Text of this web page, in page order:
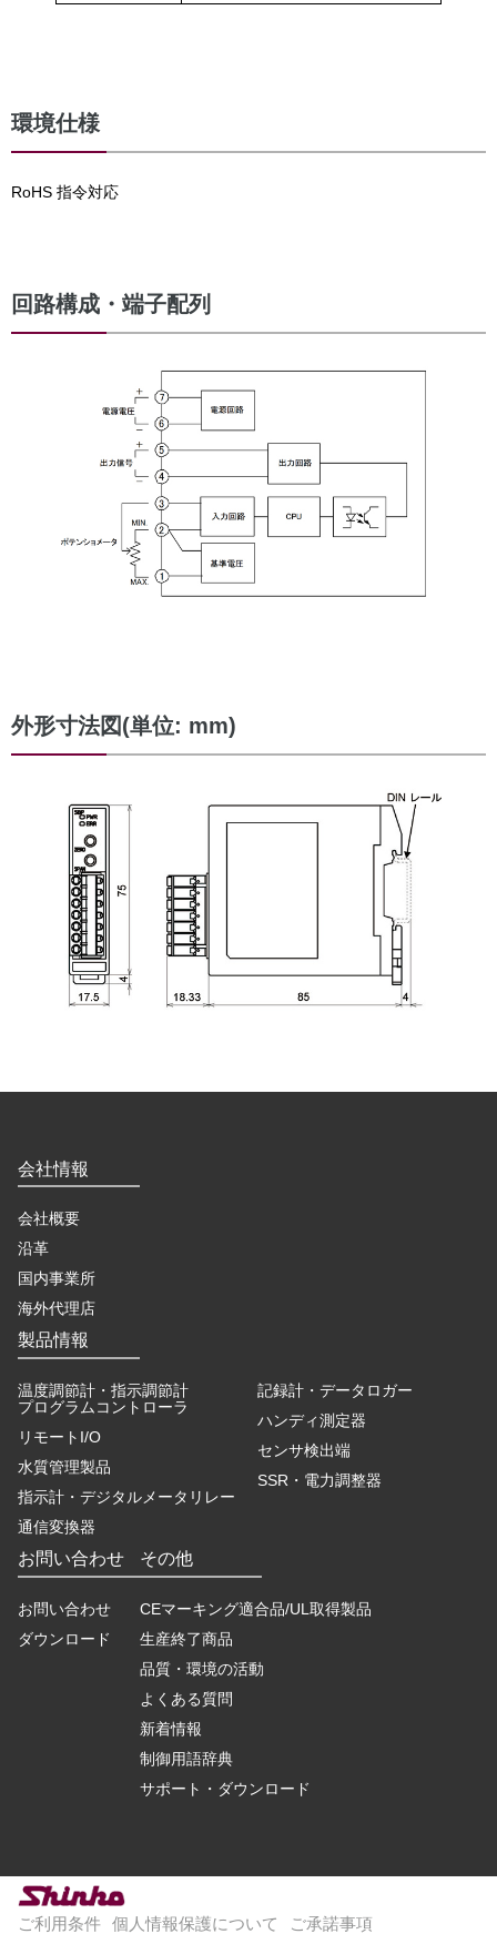
環境仕様
RoHS 指令対応
回路構成・端子配列
外形寸法図(単位: mm)
会社情報
会社概要
沿革
国内事業所
海外代理店
製品情報
温度調節計・指示調節計
プログラムコントローラ
リモートI/O
水質管理製品
指示計・デジタルメータリレー
通信変換器
記録計・データロガー
ハンディ測定器
センサ検出端
SSR・電力調整器
お問い合わせ
お問い合わせ
ダウンロード
その他
CEマーキング適合品/UL取得製品
生産終了商品
品質・環境の活動
よくある質問
新着情報
制御用語辞典
サポート・ダウンロード
ご利用条件 個人情報保護について ご承諾事項